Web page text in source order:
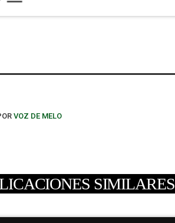
VOZ DE MELO
SIMILARES